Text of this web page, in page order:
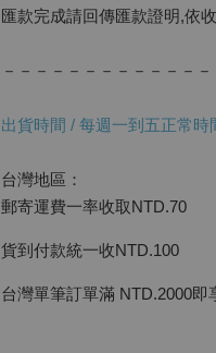
匯款完成請回傳匯款證明,依
－－－－－－－－－－－－－
出貨時間 / 每週一到五正常時
台灣地區：
郵寄運費一率收取NTD.70
貨到付款統一收NTD.100
台灣單筆訂單滿 NTD.2000即